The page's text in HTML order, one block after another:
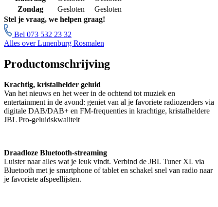
Zondag
Gesloten
Gesloten
Stel je vraag, we helpen graag!
Bel 073 532 23 32
Alles over Lunenburg Rosmalen
Productomschrijving
Krachtig, kristalhelder geluid
Van het nieuws en het weer in de ochtend tot muziek en
entertainment in de avond: geniet van al je favoriete radiozenders via
digitale DAB/DAB+ en FM-frequenties in krachtige, kristalheldere
JBL Pro-geluidskwaliteit
Draadloze Bluetooth-streaming
Luister naar alles wat je leuk vindt. Verbind de JBL Tuner XL via
Bluetooth met je smartphone of tablet en schakel snel van radio naar
je favoriete afspeellijsten.